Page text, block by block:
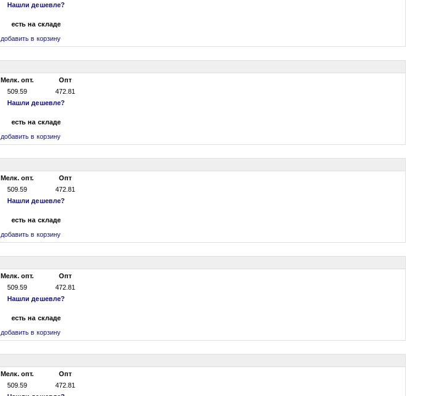
Нашли дешевле?
есть на складе
добавить в корзину
Мелк. опт.
Опт
509.59
472.81
Нашли дешевле?
есть на складе
добавить в корзину
Мелк. опт.
Опт
509.59
472.81
Нашли дешевле?
есть на складе
добавить в корзину
Мелк. опт.
Опт
509.59
472.81
Нашли дешевле?
есть на складе
добавить в корзину
Мелк. опт.
Опт
509.59
472.81